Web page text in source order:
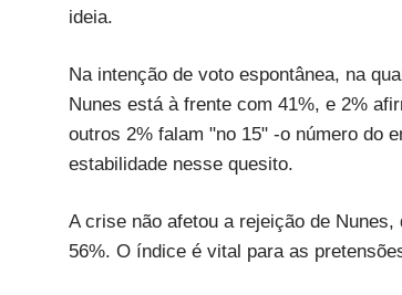
ideia.
Na intenção de voto espontânea, na
Nunes está à frente com 41%, e 2%
outros 2% falam "no 15" -o número do
estabilidade nesse quesito.
A crise não afetou a rejeição de
56%. O índice é vital para as